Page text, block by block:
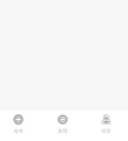
发布 发现 登录